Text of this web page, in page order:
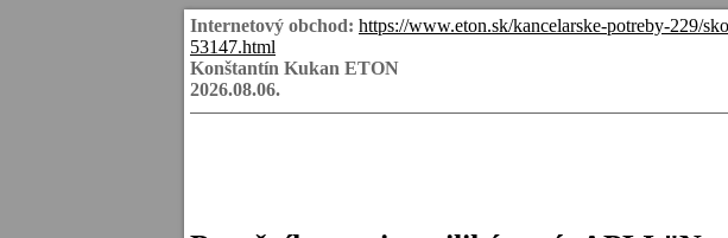
Internetový obchod: https://www.eton.sk/kancelarske-potreby-229/
53147.html
Konštantín Kukan ETON
2026.08.06.